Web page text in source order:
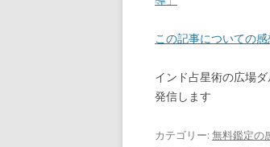
この記事についての
インド占星術の広場
発信します
カテゴリー: 無料鑑定の